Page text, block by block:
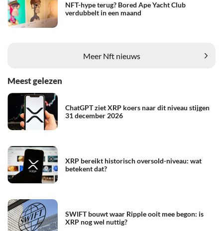
NFT-hype terug? Bored Ape Yacht Club
verdubbelt in een maand
Meer Nft nieuws
Meest gelezen
ChatGPT ziet XRP koers naar dit niveau stijgen
31 december 2026
XRP bereikt historisch oversold-niveau: wat
betekent dat?
SWIFT bouwt waar Ripple ooit mee begon: is
XRP nog wel nuttig?